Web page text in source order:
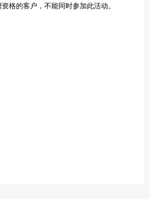
格的客户，不能同时参加此活动。